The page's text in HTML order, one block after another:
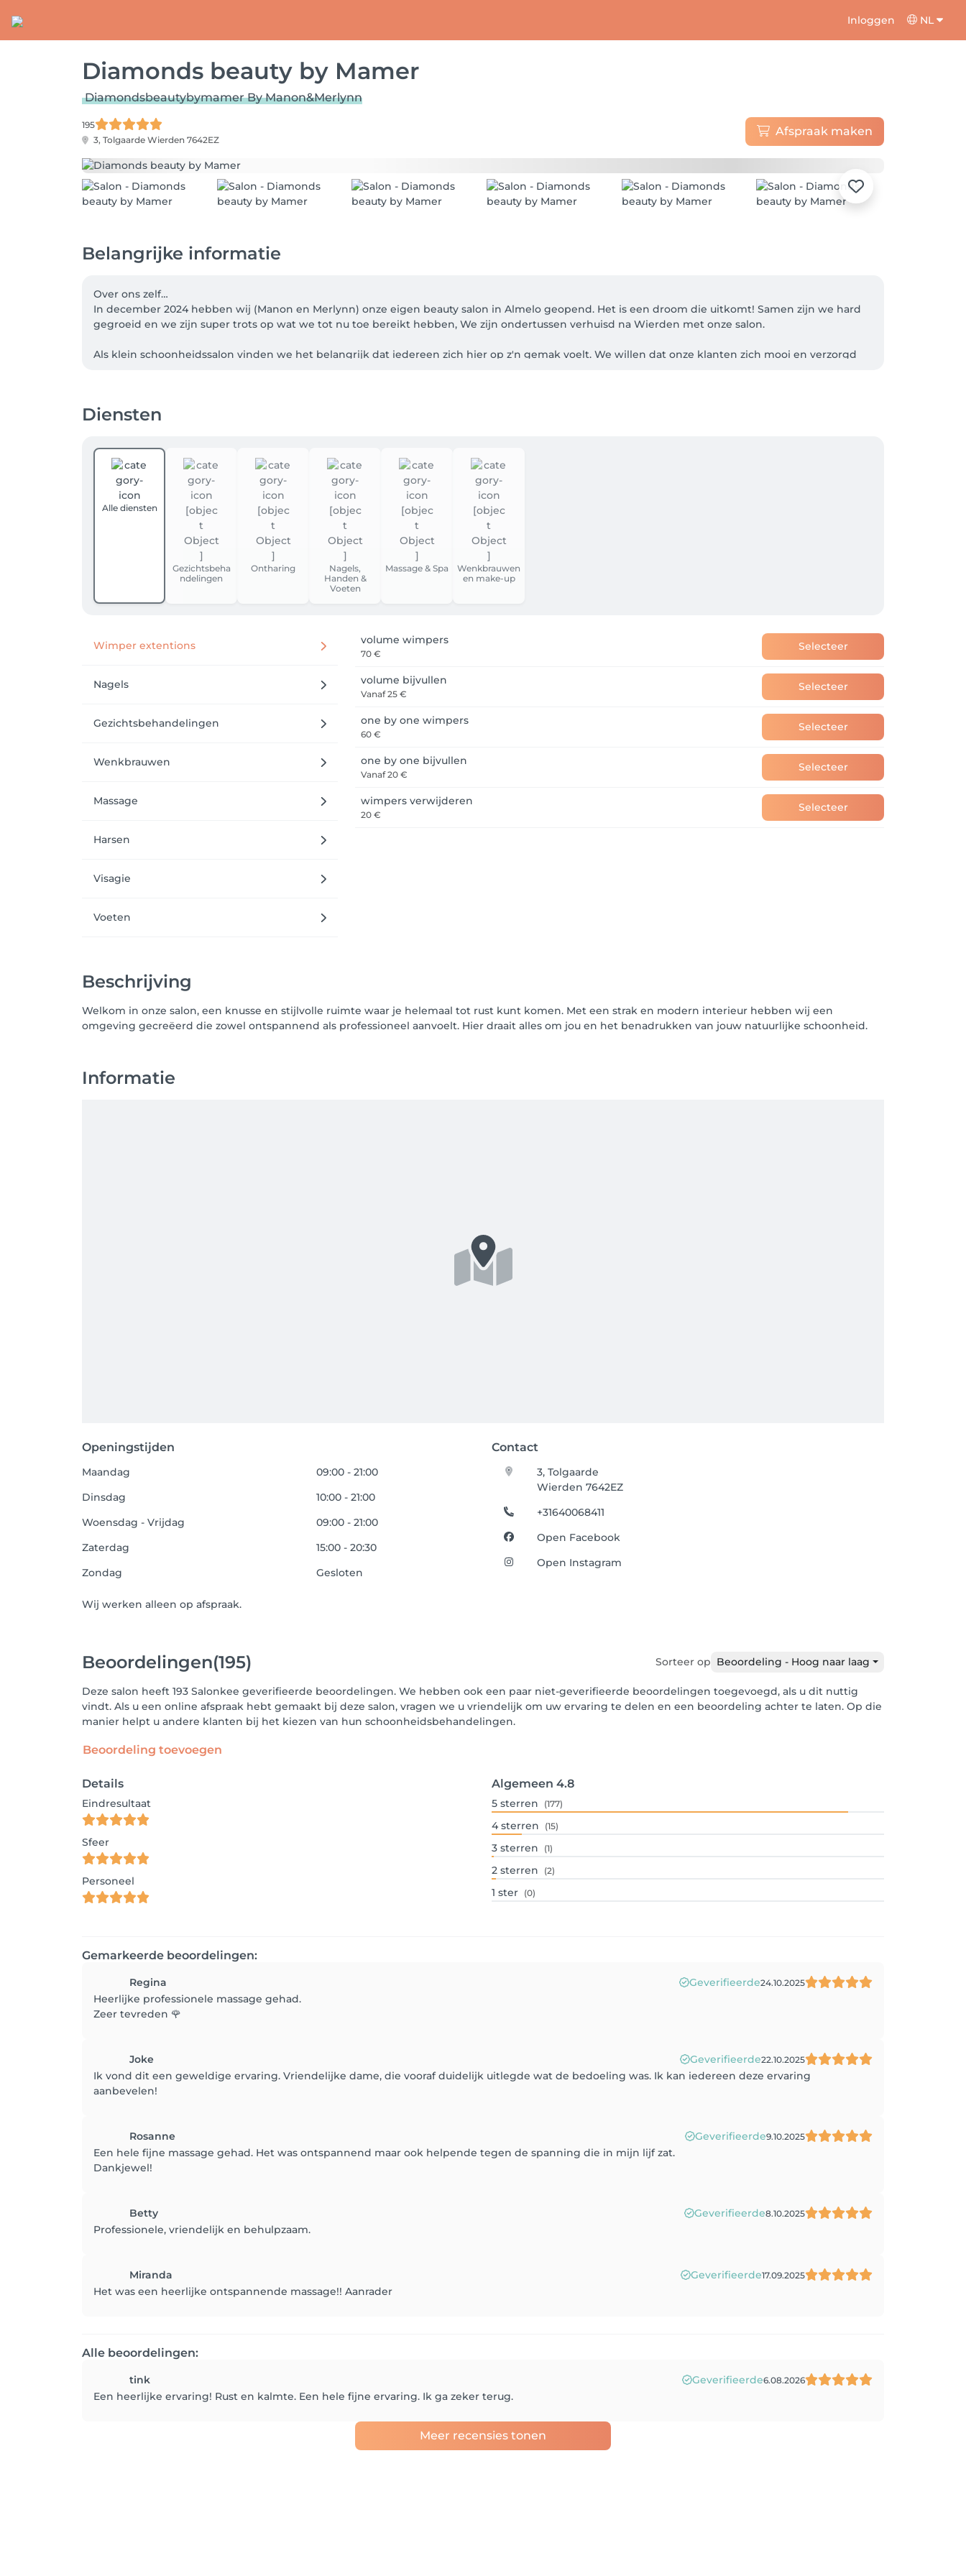
Inloggen NL
Diamonds beauty by Mamer
Diamondsbeautybymamer By Manon&Merlynn
195
3, Tolgaarde Wierden 7642EZ
Afspraak maken
Belangrijke informatie
Over ons zelf…
In december 2024 hebben wij (Manon en Merlynn) onze eigen beauty salon in Almelo geopend. Het is een droom die uitkomt! Samen zijn we hard
gegroeid en we zijn super trots op wat we tot nu toe bereikt hebben, We zijn ondertussen verhuisd na Wierden met onze salon.
Als klein schoonheidssalon vinden we het belangrijk dat iedereen zich hier op z'n gemak voelt. We willen dat onze klanten zich mooi en verzorgd
Diensten
Alle diensten
Gezichtsbeha
ndelingen
Ontharing
Nagels,
Handen &
Voeten
Massage & Spa
Wenkbrauwen
en make-up
Wimper extentions
Nagels
Gezichtsbehandelingen
Wenkbrauwen
Massage
Harsen
Visagie
Voeten
volume wimpers
70 €
Selecteer
volume bijvullen
Vanaf25 €
Selecteer
one by one wimpers
60 €
Selecteer
one by one bijvullen
Vanaf20 €
Selecteer
wimpers verwijderen
20 €
Selecteer
Beschrijving
Welkom in onze salon, een knusse en stijlvolle ruimte waar je helemaal tot rust kunt komen. Met een strak en modern interieur hebben wij een
omgeving gecreëerd die zowel ontspannend als professioneel aanvoelt. Hier draait alles om jou en het benadrukken van jouw natuurlijke schoonheid.
Informatie
Openingstijden Contact
Maandag
09:00 - 21:00
Dinsdag
10:00 - 21:00
Woensdag - Vrijdag
09:00 - 21:00
Zaterdag
15:00 - 20:30
Zondag
Gesloten
Wij werken alleen op afspraak.
3, Tolgaarde
Wierden 7642EZ
+31640068411
Open Facebook
Open Instagram
Beoordelingen(195) Sorteer op Beoordeling - Hoog naar laag
Deze salon heeft 193 Salonkee geverifieerde beoordelingen. We hebben ook een paar niet-geverifieerde beoordelingen toegevoegd, als u dit nuttig
vindt. Als u een online afspraak hebt gemaakt bij deze salon, vragen we u vriendelijk om uw ervaring te delen en een beoordeling achter te laten. Op die
manier helpt u andere klanten bij het kiezen van hun schoonheidsbehandelingen.
Beoordeling toevoegen
Details
Eindresultaat
Sfeer
Personeel
Algemeen 4.8
5 sterren (177)
4 sterren (15)
3 sterren (1)
2 sterren (2)
1 ster (0)
Gemarkeerde beoordelingen:
Regina Geverifieerde24.10.2025
Heerlijke professionele massage gehad.
Zeer tevreden 🌹
Joke Geverifieerde22.10.2025
Ik vond dit een geweldige ervaring. Vriendelijke dame, die vooraf duidelijk uitlegde wat de bedoeling was. Ik kan iedereen deze ervaring
aanbevelen!
Rosanne Geverifieerde9.10.2025
Een hele fijne massage gehad. Het was ontspannend maar ook helpende tegen de spanning die in mijn lijf zat.
Dankjewel!
Betty Geverifieerde8.10.2025
Professionele, vriendelijk en behulpzaam.
Miranda Geverifieerde17.09.2025
Het was een heerlijke ontspannende massage!! Aanrader
Alle beoordelingen:
tink Geverifieerde6.08.2026
Een heerlijke ervaring! Rust en kalmte. Een hele fijne ervaring. Ik ga zeker terug.
Meer recensies tonen